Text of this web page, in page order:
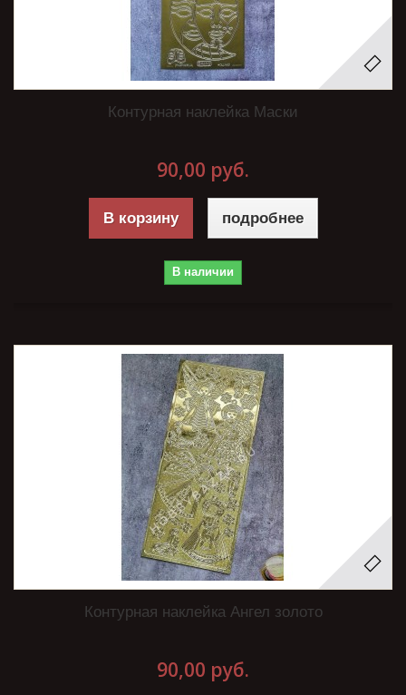
Контурная наклейка Маски
90,00 руб.
В корзину подробнее
В наличии
Контурная наклейка Ангел золото
90,00 руб.